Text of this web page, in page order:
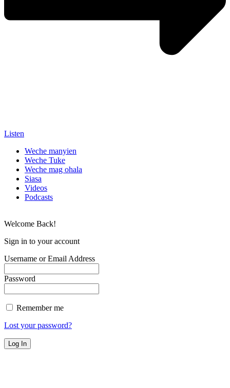
Listen
Weche manyien
Weche Tuke
Weche mag ohala
Siasa
Videos
Podcasts
Welcome Back!
Sign in to your account
Username or Email Address
Password
Remember me
Lost your password?